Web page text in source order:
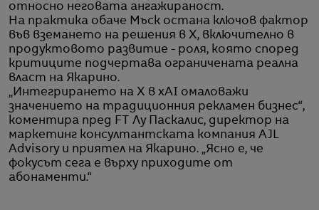
относно неговата ангажираност.
На практика обаче Мъск остана ключов фактор
във вземането на решения в X, включително в
продуктовото развитие - роля, която според
критиците подчертава ограничената реална
власт на Якарино.
„Интегрирането на X в xAI омаловажи
значението на традиционния рекламен бизнес“,
коментира пред FT Лу Паскалис, директор на
маркетинг консултантската компания AJL
Advisory и приятел на Якарино. „Ясно е, че
фокусът сега е върху приходите от
абонаменти.“